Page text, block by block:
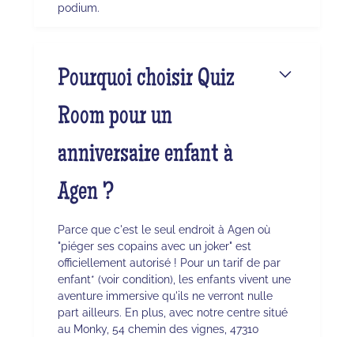
podium.
Pourquoi choisir Quiz
Room pour un
anniversaire enfant à
Agen ?
Parce que c'est le seul endroit à Agen où
"piéger ses copains avec un joker" est
officiellement autorisé ! Pour un tarif de par
enfant* (voir condition), les enfants vivent une
aventure immersive qu'ils ne verront nulle
part ailleurs. En plus, avec notre centre situé
au Monky, 54 chemin des vignes, 47310